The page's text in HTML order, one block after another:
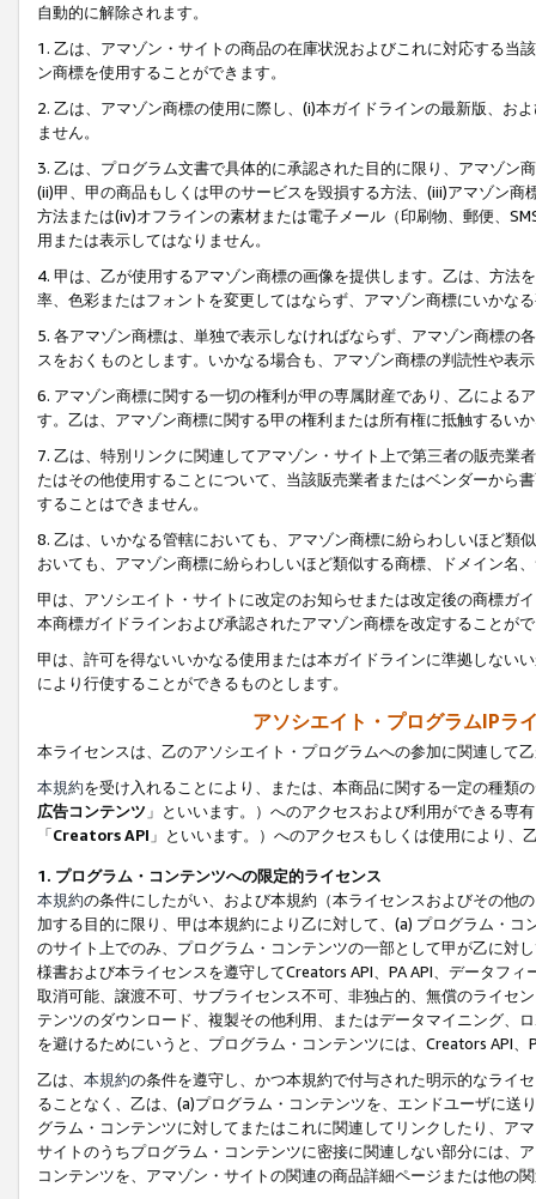
自動的に解除されます。
1. 乙は、アマゾン・サイトの商品の在庫状況およびこれに対応する
ン商標を使用することができます。
2. 乙は、アマゾン商標の使用に際し、(i)本ガイドラインの最新版、お
ません。
3. 乙は、プログラム文書で具体的に承認された目的に限り、アマゾン
(ii)甲、甲の商品もしくは甲のサービスを毀損する方法、(iii)アマゾン
方法または(iv)オフラインの素材または電子メール（印刷物、郵便、
用または表示してはなりません。
4. 甲は、乙が使用するアマゾン商標の画像を提供します。乙は、方
率、色彩またはフォントを変更してはならず、アマゾン商標にいかな
5. 各アマゾン商標は、単独で表示しなければならず、アマゾン商標
スをおくものとします。いかなる場合も、アマゾン商標の判読性や表
6. アマゾン商標に関する一切の権利が甲の専属財産であり、乙による
す。乙は、アマゾン商標に関する甲の権利または所有権に抵触するい
7. 乙は、特別リンクに関連してアマゾン・サイト上で第三者の販売
たはその他使用することについて、当該販売業者またはベンダーから
することはできません。
8. 乙は、いかなる管轄においても、アマゾン商標に紛らわしいほど類
おいても、アマゾン商標に紛らわしいほど類似する商標、ドメイン名
甲は、アソシエイト・サイトに改定のお知らせまたは改定後の商標ガ
本商標ガイドラインおよび承認されたアマゾン商標を改定することが
甲は、許可を得ないいかなる使用または本ガイドラインに準拠しない
により行使することができるものとします。
アソシエイト・プログラムIPラ
本ライセンスは、乙のアソシエイト・プログラムへの参加に関連して
本規約を受け入れることにより、または、本商品に関する一定の種類
広告コンテンツ 」といいます。）へのアクセスおよび利用ができる専
「Creators API 」といいます。）へのアクセスもしくは使用により
1. プログラム・コンテンツへの限定的ライセンス
本規約の条件にしたがい、および本規約（本ライセンスおよびその他
加する目的に限り、甲は本規約により乙に対して、(a) プログラム・
のサイト上でのみ、プログラム・コンテンツの一部として甲が乙に対
様書および本ライセンスを遵守してCreators API、PA API、データフ
取消可能、譲渡不可、サブライセンス不可、非独占的、無償のライセ
テンツのダウンロード、複製その他利用、またはデータマイニング、
を避けるためにいうと、プログラム・コンテンツには、Creators API
乙は、 本規約の条件を遵守し、かつ本規約で付与された明示的なライ
ることなく、乙は、(a)プログラム・コンテンツを、エンドユーザに
グラム・コンテンツに対してまたはこれに関連してリンクしたり、ア
サイトのうちプログラム・コンテンツに密接に関連しない部分には、
コンテンツを、アマゾン・サイトの関連の商品詳細ページまたは他の